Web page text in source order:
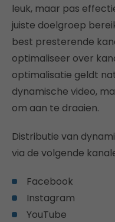
leuk, maar pas
juiste doelgroep
best presterende
optimaliseer over
optimalisatie geldt
dynamische video,
om aan te draaien.
Distributie van
via de volgende
Facebook
Instagram
YouTube